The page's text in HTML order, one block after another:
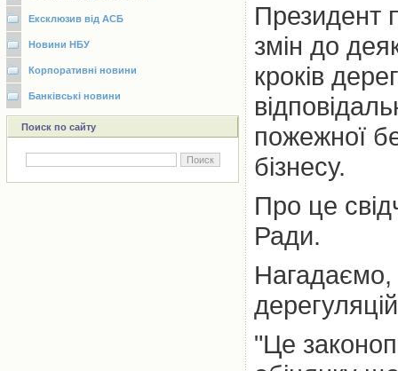
Ексклюзив від АСБ
Новини НБУ
Корпоративні новини
Банківські новини
Поиск по сайту
Президент
змін до
кроків
пожежної
бізнесу.
Про це
Ради.
"Це